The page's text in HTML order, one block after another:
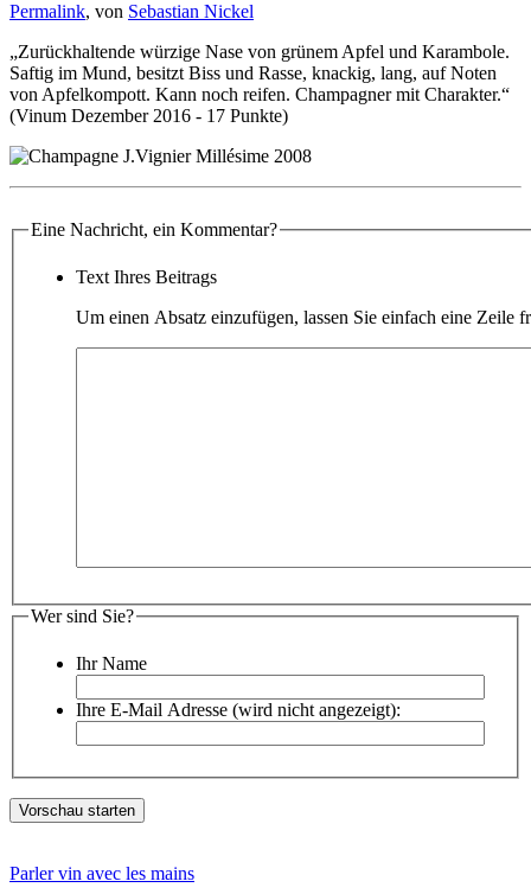
Permalink, von Sebastian Nickel
„Zurückhaltende würzige Nase von grünem Apfel und Karambole.
Saftig im Mund, besitzt Biss und Rasse, knackig, lang, auf Noten
von Apfelkompott. Kann noch reifen. Champagner mit Charakter.“
(Vinum Dezember 2016 - 17 Punkte)
Eine Nachricht, ein Kommentar?
Text Ihres Beitrags
Um einen Absatz einzufügen, lassen Sie einfach eine Zeile
Wer sind Sie?
Ihr Name
Ihre E-Mail Adresse (wird nicht angezeigt):
Parler vin avec les mains